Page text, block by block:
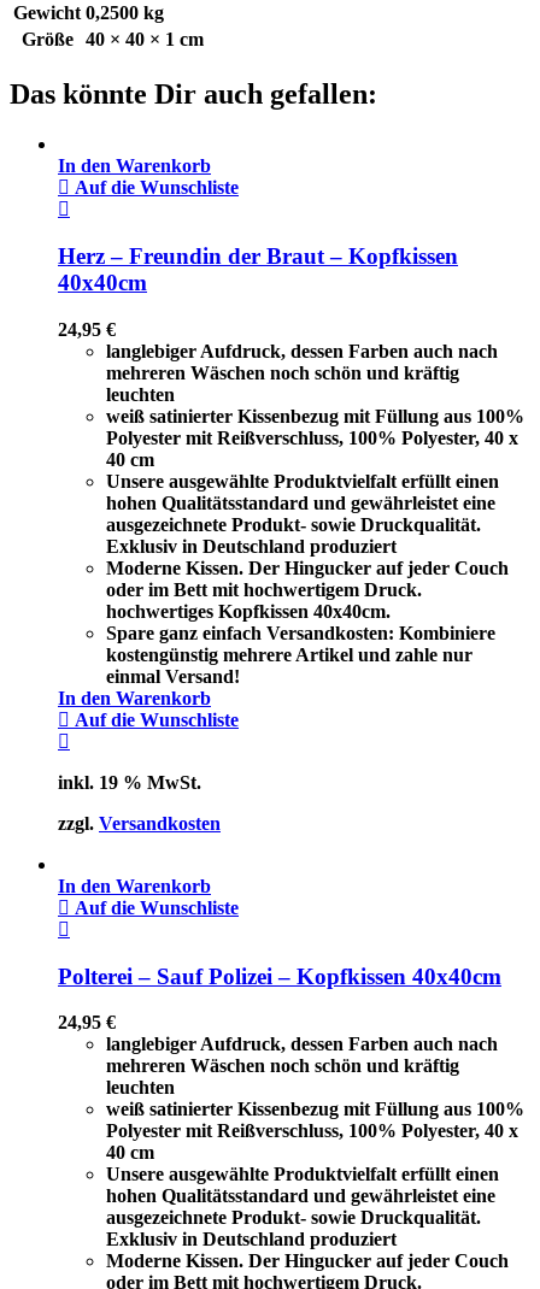
Gewicht 0,2500 kg
Größe
40 × 40 × 1 cm
Das könnte Dir auch gefallen:
In den Warenkorb
Auf die Wunschliste
Herz – Freundin der Braut – Kopfkissen
40x40cm
24,95 €
langlebiger Aufdruck, dessen Farben auch nach
mehreren Wäschen noch schön und kräftig
leuchten
weiß satinierter Kissenbezug mit Füllung aus 100%
Polyester mit Reißverschluss, 100% Polyester, 40 x
40 cm
Unsere ausgewählte Produktvielfalt erfüllt einen
hohen Qualitätsstandard und gewährleistet eine
ausgezeichnete Produkt- sowie Druckqualität.
Exklusiv in Deutschland produziert
Moderne Kissen. Der Hingucker auf jeder Couch
oder im Bett mit hochwertigem Druck.
hochwertiges Kopfkissen 40x40cm.
Spare ganz einfach Versandkosten: Kombiniere
kostengünstig mehrere Artikel und zahle nur
einmal Versand!
In den Warenkorb
Auf die Wunschliste
inkl. 19 % MwSt.
zzgl. Versandkosten
In den Warenkorb
Auf die Wunschliste
Polterei – Sauf Polizei – Kopfkissen 40x40cm
24,95 €
langlebiger Aufdruck, dessen Farben auch nach
mehreren Wäschen noch schön und kräftig
leuchten
weiß satinierter Kissenbezug mit Füllung aus 100%
Polyester mit Reißverschluss, 100% Polyester, 40 x
40 cm
Unsere ausgewählte Produktvielfalt erfüllt einen
hohen Qualitätsstandard und gewährleistet eine
ausgezeichnete Produkt- sowie Druckqualität.
Exklusiv in Deutschland produziert
Moderne Kissen. Der Hingucker auf jeder Couch
oder im Bett mit hochwertigem Druck.